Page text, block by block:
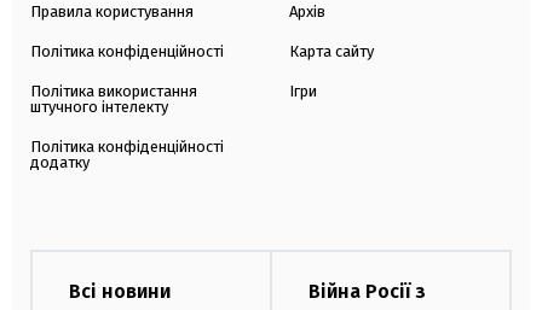
Правила користування
Політика конфіденційності
Політика використання
штучного інтелекту
Політика конфіденційності
додатку
Архів
Карта сайту
Ігри
Всі новини
Війна Росії з